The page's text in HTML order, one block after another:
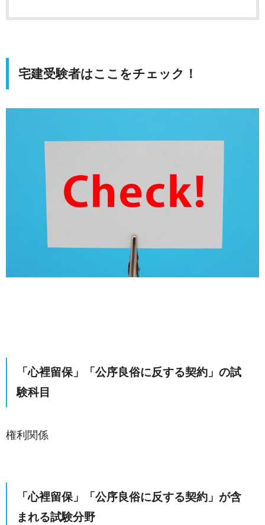
宅建受験者はここをチェック！
「心裡留保」「公序良俗に反する契約」の試
験科目
権利関係
「心裡留保」「公序良俗に反する契約」が含
まれる試験分野